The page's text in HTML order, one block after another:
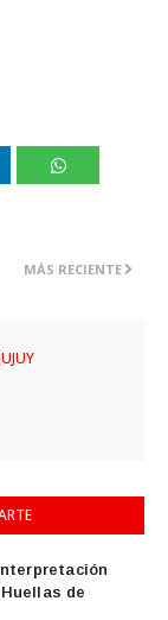
MÁS RECIENTE
de